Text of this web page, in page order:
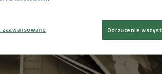
Odrzucenie